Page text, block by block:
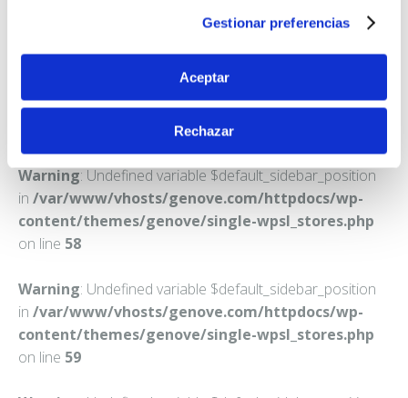
Gestionar preferencias
Aceptar
Rechazar
Warning: Undefined variable $default_sidebar_position
in /var/www/vhosts/genove.com/httpdocs/wp-
content/themes/genove/single-wpsl_stores.php
on line 58
Warning: Undefined variable $default_sidebar_position
in /var/www/vhosts/genove.com/httpdocs/wp-
content/themes/genove/single-wpsl_stores.php
on line 59